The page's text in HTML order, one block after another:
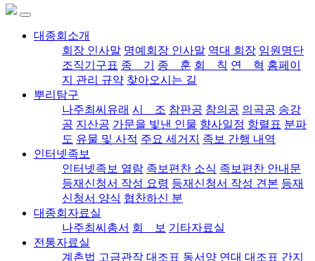
대종회소개
회장 인사말 명예회장 인사말 역대 회장 임원명단
조직기구표 종 기 종 훈 회 칙 연 혁 홈페이
지 관리 규약 찾아오시는 길
뿌리탐구
나주최씨유래 시 조 참판공 참의공 의곡공 송강
공 지산공 가문을 빛낸 인물 향사일정 항렬표 분파
도 유물 및 사적 주요 세거지
족보 간행 내역
인터넷족보
인터넷족보 열람 족보편찬 소식 족보편찬 안내문
등재신청서 작성 요령 등재신청서 작성 견본 등재
신청서 양식 협찬하신 분
대종회자료실
나주최씨총서 회 보 기타자료실
전통자료실
계촌법 고금관작 대조표 동서양 연대 대조표 간지